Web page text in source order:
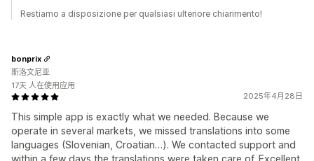
Restiamo a disposizione per qualsiasi ulteriore chiarimento!
2025年4月28日
This simple app is exactly what we needed. Because we
operate in several markets, we missed translations into some
languages (Slovenian, Croatian…). We contacted support and
bonprix
斯洛文尼亚
17天 人在使用应用